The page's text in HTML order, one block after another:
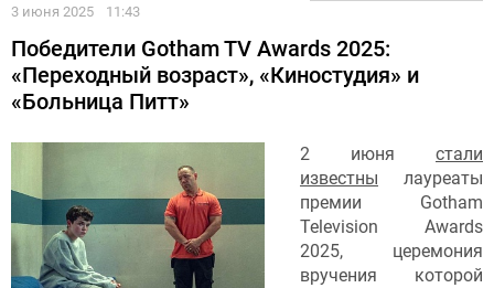
3 июня 2025 11:43
Победители Gotham TV Awards 2025:
«Переходный возраст», «Киностудия» и
«Больница Питт»
2 июня стали
известны лауреаты
премии Gotham
Television Awards
2025, церемония
вручения которой